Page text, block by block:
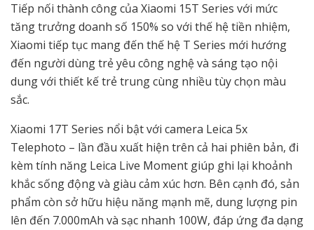
Tiếp nối thành công của Xiaomi 15T Series với mức
tăng trưởng doanh số 150% so với thế hệ tiền nhiệm,
Xiaomi tiếp tục mang đến thế hệ T Series mới hướng
đến người dùng trẻ yêu công nghệ và sáng tạo nội
dung với thiết kế trẻ trung cùng nhiều tùy chọn màu
sắc.
Xiaomi 17T Series nổi bật với camera Leica 5x
Telephoto – lần đầu xuất hiện trên cả hai phiên bản, đi
kèm tính năng Leica Live Moment giúp ghi lại khoảnh
khắc sống động và giàu cảm xúc hơn. Bên cạnh đó, sản
phẩm còn sở hữu hiệu năng mạnh mẽ, dung lượng pin
lên đến 7.000mAh và sạc nhanh 100W, đáp ứng đa dạng